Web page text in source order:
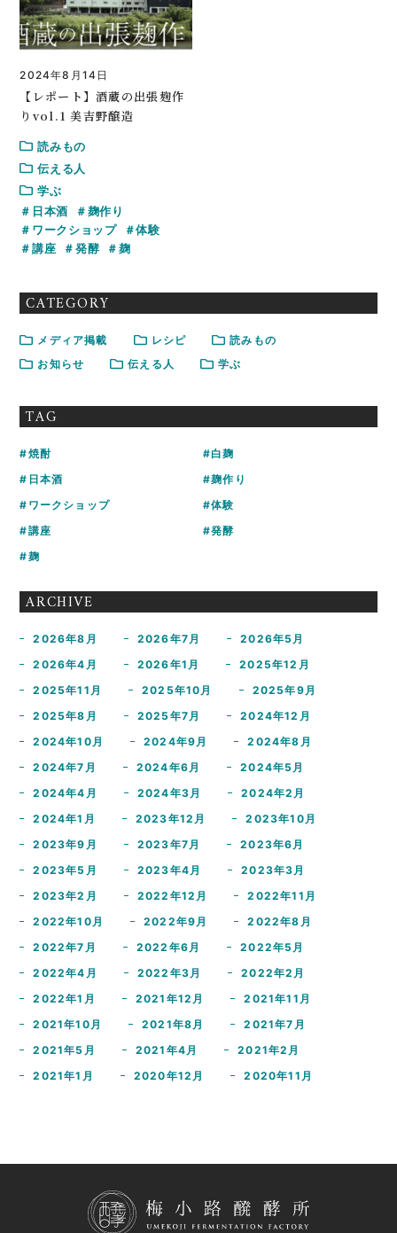
2024年8月14日
【レポート】酒蔵の出張麹作
りvol.1 美吉野醸造
読みもの
伝える人
学ぶ
日本酒
麹作り
ワークショップ
体験
講座
発酵 麹
CATEGORY
メディア掲載 レシピ
読みもの
お知らせ
伝える人 学ぶ
TAG
焼酎
白麹
日本酒
麹作り
ワークショップ
体験
講座
発酵
麹
ARCHIVE
2026年8月 2026年7月
2026年5月
2026年4月
2026年1月
2025年12月
2025年11月
2025年10月
2025年9月
2025年8月
2025年7月
2024年12月
2024年10月
2024年9月
2024年8月
2024年7月
2024年6月
2024年5月
2024年4月
2024年3月
2024年2月
2024年1月
2023年12月
2023年10月
2023年9月
2023年7月
2023年6月
2023年5月
2023年4月
2023年3月
2023年2月
2022年12月
2022年11月
2022年10月
2022年9月
2022年8月
2022年7月
2022年6月
2022年5月
2022年4月
2022年3月
2022年2月
2022年1月
2021年12月
2021年11月
2021年10月
2021年8月
2021年7月
2021年5月
2021年4月
2021年2月
2021年1月
2020年12月 2020年11月